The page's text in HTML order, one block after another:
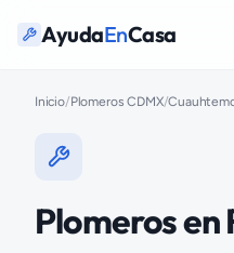
AyudaEnCasa
Inicio/Plomeros CDMX/
Plomeros